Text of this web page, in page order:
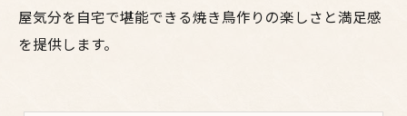
屋気分を自宅で堪能できる焼き鳥作りの楽しさと満足感
を提供します。